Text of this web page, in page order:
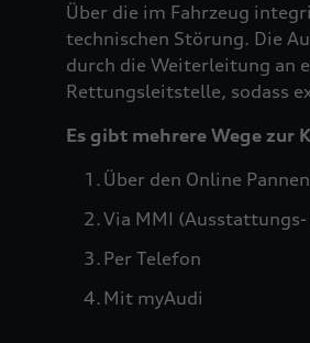
Über die im Fahrzeug
technischen Störung. Die
durch die Weiterleitung an
Rettungsleitstelle, sodass
Es gibt mehrere Wege zur
Über den Online
Via MMI
Per Telefon
Mit myAudi